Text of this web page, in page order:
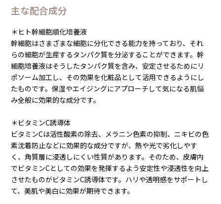
主な配合成分
＊ヒト幹細胞順化培養液
幹細胞はさまざまな細胞に分化できる能力を持っており、それ
らの細胞が生産するタンパク質を分泌することができます。幹
細胞培養液はそうしたタンパク質を含み、安定させるためにリ
ポソーム加工し、その効果を化粧品として活用できるようにし
たものです。保湿やエイジングにアプローチして気になる肌悩
み全般に効果的な成分です。
＊ビタミンC誘導体
ビタミンCは活性酸素の除去、メラニン色素の抑制、ニキビの色
素沈着防止などに効果的な成分ですが、熱や光で劣化しやす
く、角質層に浸透しにくい性質があります。そのため、皮膚内
でビタミンCとしての効果を発揮するよう安定性や浸透性を向上
させたものがビタミンC誘導体です。ハリや透明感をサポートし
て、美肌や美白に効果が期待できます。